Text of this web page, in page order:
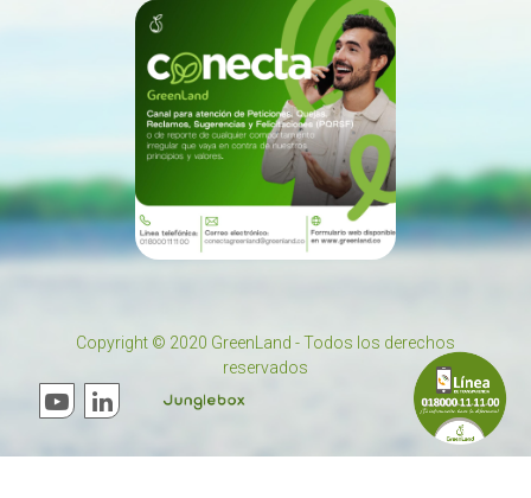
Copyright © 2020 GreenLand - Todos los derechos
reservados